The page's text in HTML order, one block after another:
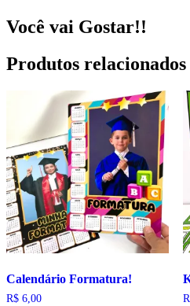
do
Mundo!
Você vai Gostar!!
Produtos relacionados
Calendário Formatura!
R$ 6,00